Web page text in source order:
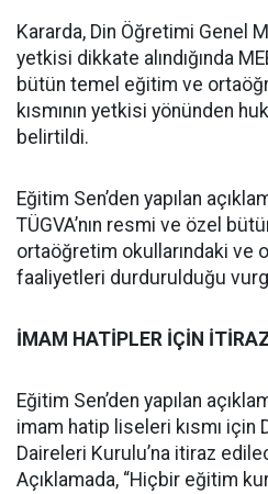
Kararda, Din Öğretimi Genel
yetkisi dikkate alındığında
bütün temel eğitim ve
kısmının yetkisi yönünden
belirtildi.
Eğitim Sen’den yapılan
TÜGVA’nın resmi ve özel
ortaöğretim okullarındaki ve
faaliyetleri durdurulduğu
İMAM HATİPLER İÇİN
Eğitim Sen’den yapılan
imam hatip liseleri kısmı için
Daireleri Kurulu’na itiraz
Açıklamada, “Hiçbir eğitim